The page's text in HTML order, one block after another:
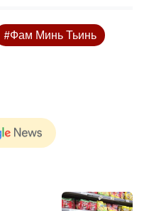
#Фам Минь Тьинь